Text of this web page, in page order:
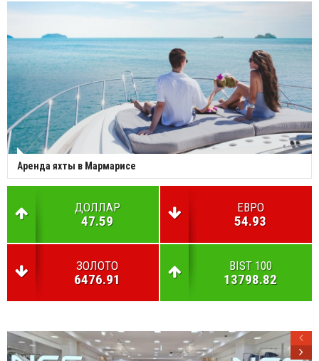
Аренда яхты в Мармарисе
ДОЛЛАР
47.59
ЕВРО
54.93
ЗОЛОТО
6476.91
BIST 100
13798.82